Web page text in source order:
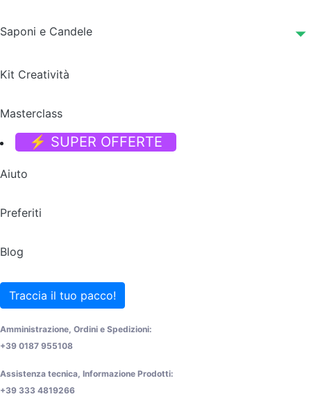
Saponi e Candele
Kit Creatività
Masterclass
⚡ SUPER OFFERTE
Aiuto
Preferiti
Blog
Traccia il tuo pacco!
Amministrazione, Ordini e Spedizioni:
+39 0187 955108
Assistenza tecnica, Informazione Prodotti:
+39 333 4819266